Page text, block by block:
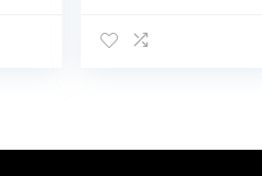
Herren Stretch –
Freizeit –